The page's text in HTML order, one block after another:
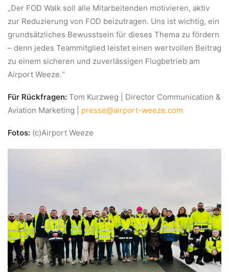
„Der FOD Walk soll alle Mitarbeitenden motivieren, aktiv
zur Reduzierung von FOD beizutragen. Uns ist wichtig, ein
grundsätzliches Bewusstsein für dieses Thema zu fördern
– denn jedes Teammitglied leistet einen wertvollen Beitrag
zu einem sicheren und zuverlässigen Flugbetrieb am
Airport Weeze.“
Für Rückfragen: Tom Kurzweg | Director Communication &
Aviation Marketing | presse@airport-weeze.com
Fotos: (c)Airport Weeze